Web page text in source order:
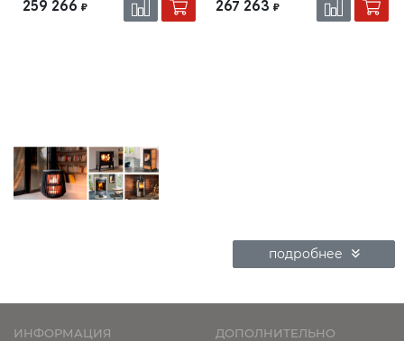
259 266 ₽ 267 263 ₽
подробнее
ИНФОРМАЦИЯ ДОПОЛНИТЕЛЬНО